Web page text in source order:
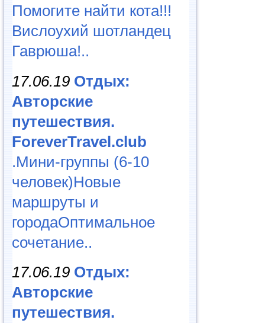
Помогите найти кота!!!
Вислоухий шотландец
Гаврюша!..
17.06.19 Отдых:
Авторские
путешествия.
ForeverTravel.club
.Мини-группы (6-10
человек)Новые
маршруты и
городаОптимальное
сочетание..
17.06.19 Отдых:
Авторские
путешествия.